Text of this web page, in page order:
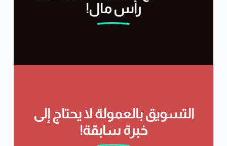
رأس مال!
التسويق بالعمولة لا يحتاج إلى
خبرة سابقة!